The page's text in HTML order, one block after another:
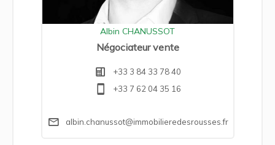
Albin CHANUSSOT
Négociateur vente
+33 3 84 33 78 40
+33 7 62 04 35 16
albin.chanussot@immobilieredesrousses.fr